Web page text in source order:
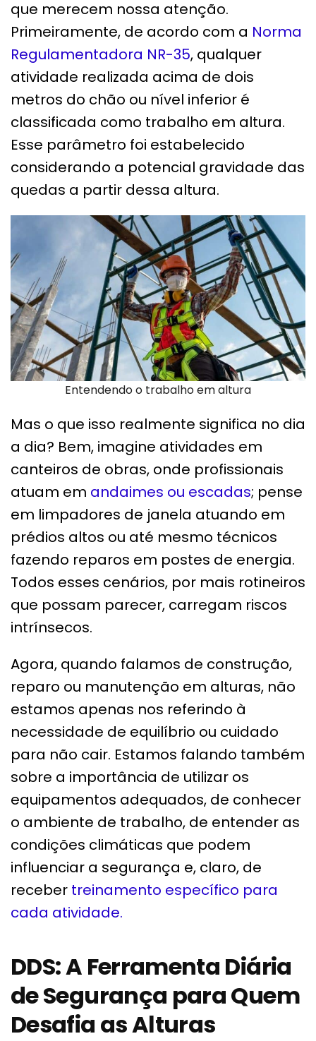
que merecem nossa atenção.
Primeiramente, de acordo com a Norma
Regulamentadora NR-35, qualquer
atividade realizada acima de dois
metros do chão ou nível inferior é
classificada como trabalho em altura.
Esse parâmetro foi estabelecido
considerando a potencial gravidade das
quedas a partir dessa altura.
Entendendo o trabalho em altura
Mas o que isso realmente significa no dia
a dia? Bem, imagine atividades em
canteiros de obras, onde profissionais
atuam em andaimes ou escadas; pense
em limpadores de janela atuando em
prédios altos ou até mesmo técnicos
fazendo reparos em postes de energia.
Todos esses cenários, por mais rotineiros
que possam parecer, carregam riscos
intrínsecos.
Agora, quando falamos de construção,
reparo ou manutenção em alturas, não
estamos apenas nos referindo à
necessidade de equilíbrio ou cuidado
para não cair. Estamos falando também
sobre a importância de utilizar os
equipamentos adequados, de conhecer
o ambiente de trabalho, de entender as
condições climáticas que podem
influenciar a segurança e, claro, de
receber treinamento específico para
cada atividade.
DDS: A Ferramenta Diária
de Segurança para Quem
Desafia as Alturas